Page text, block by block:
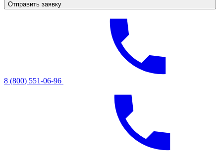
Отправить заявку
8 (800) 551-06-96